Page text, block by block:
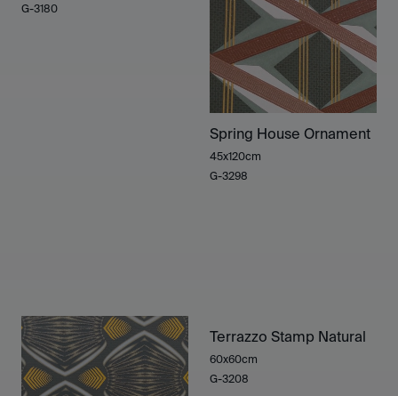
G-3180
Spring House Ornament
45x120cm
G-3298
Terrazzo Stamp Natural
60x60cm
G-3208